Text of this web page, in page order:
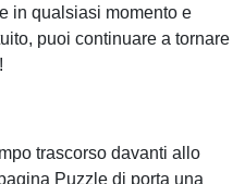
in qualsiasi momento e
puoi continuare a tornare
trascorso davanti allo
Puzzle di porta una